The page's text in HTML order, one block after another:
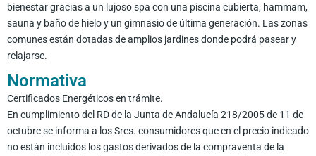
bienestar gracias a un lujoso spa con una piscina cubierta, hammam,
sauna y baño de hielo y un gimnasio de última generación. Las zonas
comunes están dotadas de amplios jardines donde podrá pasear y
relajarse.
Normativa
Certificados Energéticos en trámite.
En cumplimiento del RD de la Junta de Andalucía 218/2005 de 11 de
octubre se informa a los Sres. consumidores que en el precio indicado
no están incluidos los gastos derivados de la compraventa de la